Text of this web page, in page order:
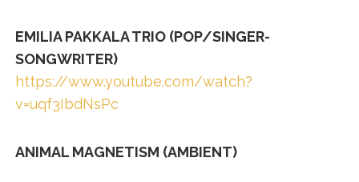
EMILIA PAKKALA TRIO (POP/SINGER-
SONGWRITER)
https://www.youtube.com/watch?
v=uqf3IbdNsPc
ANIMAL MAGNETISM (AMBIENT)